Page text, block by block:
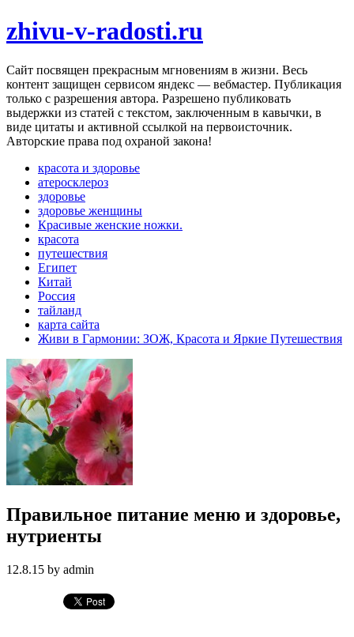
zhivu-v-radosti.ru
Cайт посвящен прекрасным мгновениям в жизни. Весь
контент защищен сервисом яндекс — вебмастер. Публикация
только с разрешения автора. Разрешено публиковать
выдержки из статей с текстом, заключенным в кавычки, в
виде цитаты и активной ссылкой на первоисточник.
Авторские права под охраной закона!
красота и здоровье
атеросклероз
здоровье
здоровье женщины
Красивые женские ножки.
красота
путешествия
Египет
Китай
Россия
тайланд
карта сайта
Живи в Гармонии: ЗОЖ, Красота и Яркие Путешествия
Правильное питание меню и здоровье,
нутриенты
12.8.15 by admin